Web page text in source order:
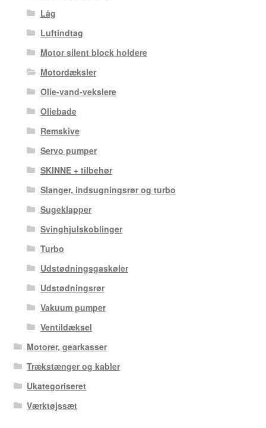
Låg
Luftindtag
Motor silent block holdere
Motordæksler
Olie-vand-vekslere
Oliebade
Remskive
Servo pumper
SKINNE + tilbehør
Slanger, indsugningsrør og turbo
Sugeklapper
Svinghjulskoblinger
Turbo
Udstødningsgaskøler
Udstødningsrør
Vakuum pumper
Ventildæksel
Motorer, gearkasser
Trækstænger og kabler
Ukategoriseret
Værktøjssæt